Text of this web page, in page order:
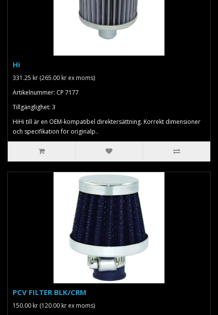
Hi
331.25 kr (265.00 kr ex moms)
Artikelnummer: CP 7177
Tillgänglighet: 3
HiHi till är en OEM-kompatibel direktersättning. Korrekt dimensioner
och specifikation för originalp..
PCV FILTER BLK/CRM
150.00 kr (120.00 kr ex moms)